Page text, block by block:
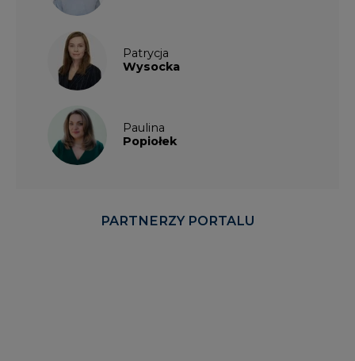
Patrycja
Wysocka
Paulina
Popiołek
PARTNERZY PORTALU